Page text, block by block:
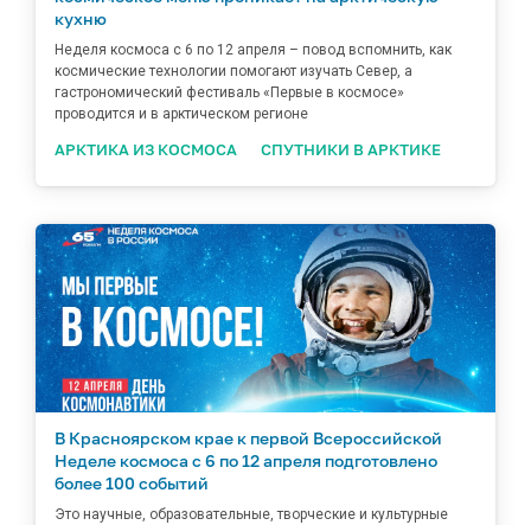
кухню
Неделя космоса с 6 по 12 апреля – повод вспомнить, как
космические технологии помогают изучать Север, а
гастрономический фестиваль «Первые в космосе»
проводится и в арктическом регионе
АРКТИКА ИЗ КОСМОСА СПУТНИКИ В АРКТИКЕ
В Красноярском крае к первой Всероссийской
Неделе космоса с 6 по 12 апреля подготовлено
более 100 событий
Это научные, образовательные, творческие и культурные